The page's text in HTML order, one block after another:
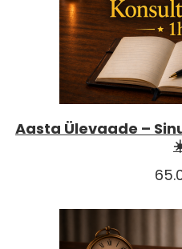
Aasta Ülevaade –